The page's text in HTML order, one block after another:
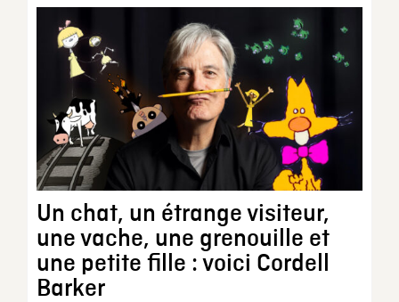
Un chat, un étrange visiteur,
une vache, une grenouille et
une petite fille : voici Cordell
Barker